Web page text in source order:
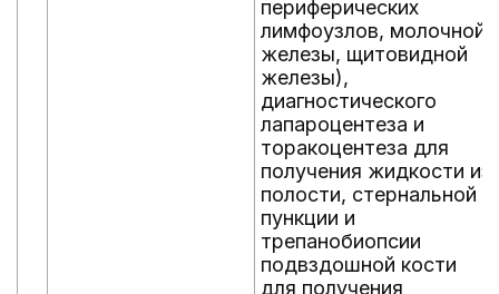
периферических
лимфоузлов, молочной
железы, щитовидной
железы),
диагностического
лапароцентеза и
торакоцентеза для
получения жидкости из
полости, стернальной
пункции и
трепанобиопсии
подвздошной кости
для получения